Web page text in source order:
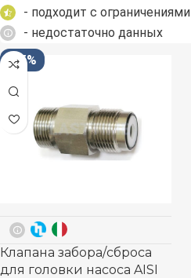
- подходит с ограничениями
- недостаточно данных
-35%
Клапана забора/сброса
для головки насоса AISI